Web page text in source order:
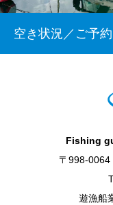
空き状況／ご予約
Fishing
〒998-0064
遊漁船